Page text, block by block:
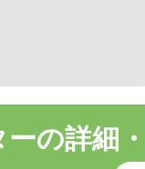
の詳細・